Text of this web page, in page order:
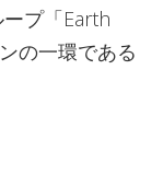
プ「Earth
の一環である